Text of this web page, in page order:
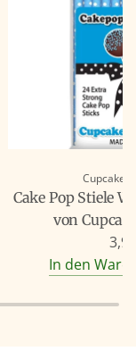
Cupcake
Cake Pop Stiele
von
In den